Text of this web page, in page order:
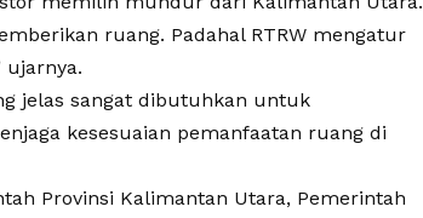
ruang. Padahal RTRW mengatur
ujarnya.
jelas sangat dibutuhkan untuk
kesesuaian pemanfaatan ruang di
Provinsi Kalimantan Utara, Pemerintah